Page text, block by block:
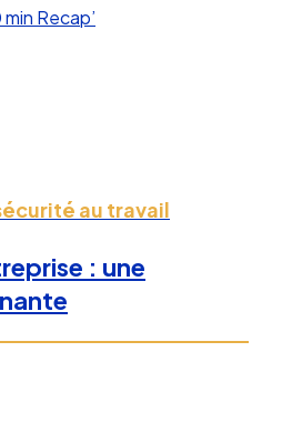
Recap’
au travail
: une